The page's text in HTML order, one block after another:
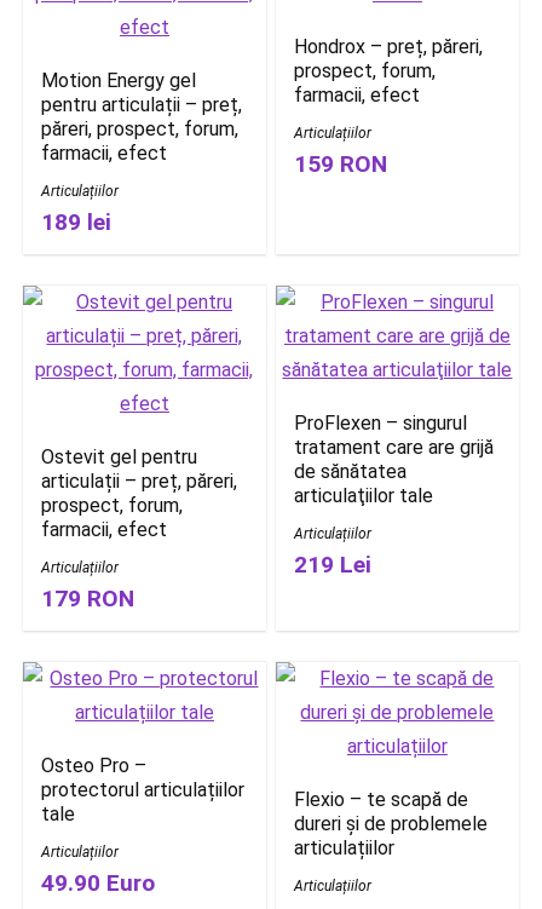
Motion Energy gel
pentru articulații – preț,
păreri, prospect, forum,
farmacii, efect
Articulațiilor
189 lei
Hondrox – preț, păreri,
prospect, forum,
farmacii, efect
Articulațiilor
159 RON
Ostevit gel pentru
articulații – preț, păreri,
prospect, forum,
farmacii, efect
Articulațiilor
179 RON
ProFlexen – singurul
tratament care are grijă
de sănătatea
articulaţiilor tale
Articulațiilor
219 Lei
Osteo Pro –
protectorul articulațiilor
tale
Articulațiilor
49.90 Euro
Flexio – te scapă de
dureri și de problemele
articulațiilor
Articulațiilor